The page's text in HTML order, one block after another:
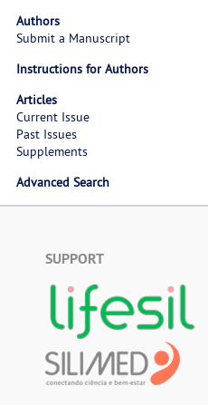
Authors
Submit a Manuscript
Instructions for Authors
Articles
Current Issue
Past Issues
Supplements
Advanced Search
SUPPORT